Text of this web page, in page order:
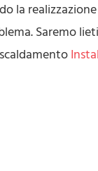
la
Saremo